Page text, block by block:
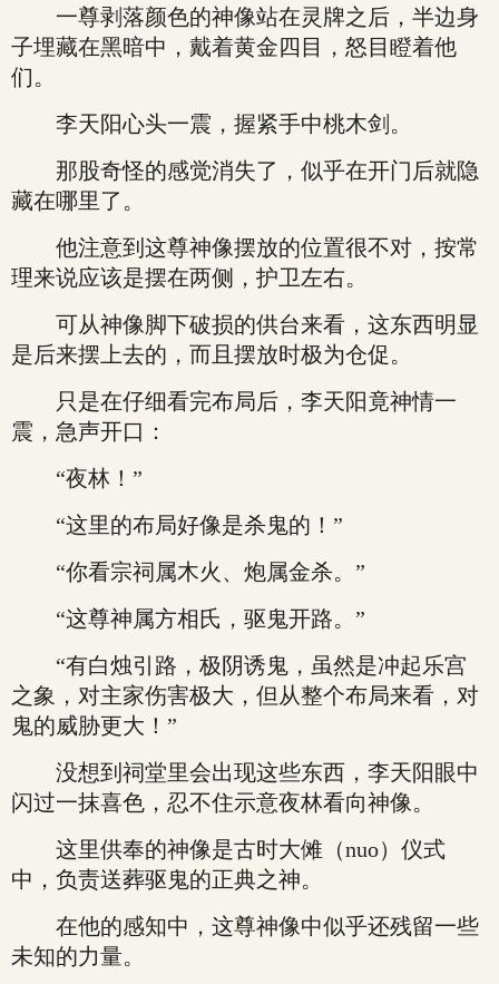
一尊剥落颜色的神像站在灵牌之后，半边身
子埋藏在黑暗中，戴着黄金四目，怒目瞪着他
们。
李天阳心头一震，握紧手中桃木剑。
那股奇怪的感觉消失了，似乎在开门后就隐
藏在哪里了。
他注意到这尊神像摆放的位置很不对，按常
理来说应该是摆在两侧，护卫左右。
可从神像脚下破损的供台来看，这东西明显
是后来摆上去的，而且摆放时极为仓促。
只是在仔细看完布局后，李天阳竟神情一
震，急声开口：
“夜林！”
“这里的布局好像是杀鬼的！”
“你看宗祠属木火、炮属金杀。”
“这尊神属方相氏，驱鬼开路。”
“有白烛引路，极阴诱鬼，虽然是冲起乐宫
之象，对主家伤害极大，但从整个布局来看，对
鬼的威胁更大！”
没想到祠堂里会出现这些东西，李天阳眼中
闪过一抹喜色，忍不住示意夜林看向神像。
这里供奉的神像是古时大傩（nuo）仪式
中，负责送葬驱鬼的正典之神。
在他的感知中，这尊神像中似乎还残留一些
未知的力量。